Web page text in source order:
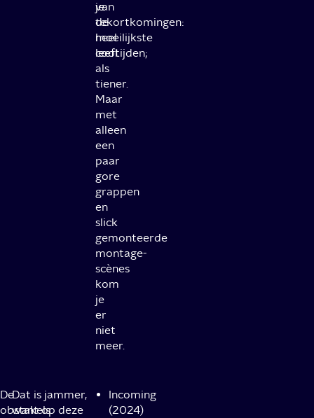
je
tekortkomingen:
heel
cool.
van
de
moeilijkste
leeftijden;
als
tiener.
Maar
met
alleen
een
paar
gore
grappen
en
slick
gemonteerde
montage-
scènes
kom
je
er
niet
meer.
De
obstakels
Dat is jammer,
want op deze
Incoming
(2024)